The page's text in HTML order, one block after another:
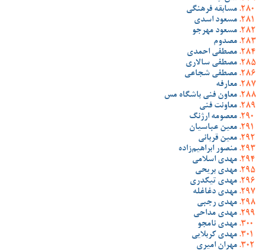
مسابقه فرهنگی
مسعود اسدی
مسعود مهرجو
مصدوم
مصطفی احمدی
مصطفی سالاری
مصطفی شجاعی
معارفه
معاون فنی باشگاه مس
معاونت فنی
معصومه ارژنگ
معین عباسیان
معین قربانی
منصور ابراهیم‌زاده
مهدی اسلامی
مهدی بریحی
مهدی تیکدری
مهدی دغاغله
مهدی رجبی
مهدی مداحی
مهدی نامجو
مهدی کربلایی
مهران امیری